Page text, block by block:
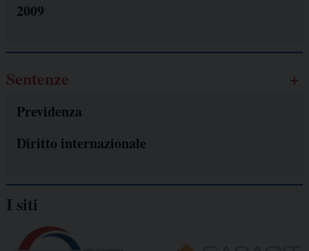
2009
Sentenze
Previdenza
Diritto internazionale
I siti